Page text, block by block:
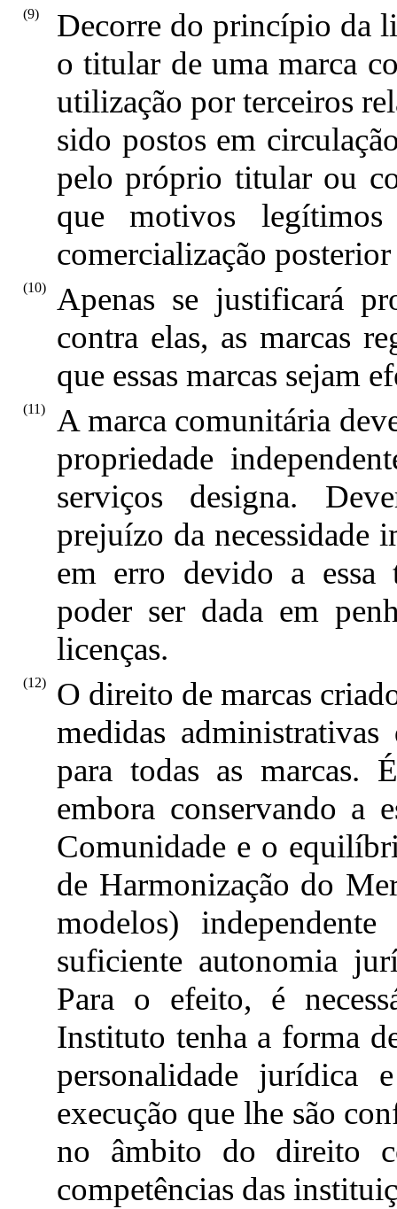
(9)
Decorre do princípio da
o titular de uma marca
utilização por terceiros
sido postos em
pelo próprio titular ou
que motivos
comercialização
(10)
Apenas se justificará
contra elas, as marcas
que essas marcas sejam
(11)
A marca comunitária
propriedade
serviços designa.
prejuízo da necessidade
em erro devido a essa
poder ser dada em
licenças.
(12)
O direito de marcas
medidas
para todas as marcas.
embora conservando a
Comunidade e o
de Harmonização do
modelos)
suficiente autonomia
Para o efeito, é
Instituto tenha a forma
personalidade jurídica
execução que lhe são
no âmbito do direito
competências das